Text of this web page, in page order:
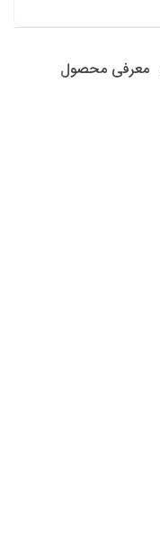
معرفی محصول